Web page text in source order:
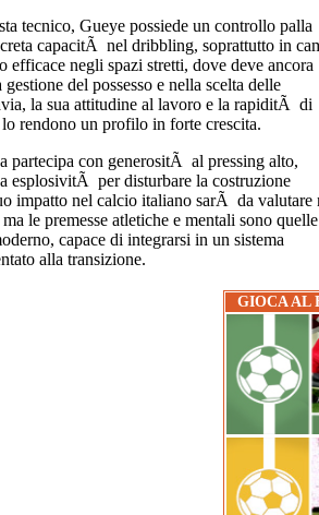
tecnico, Gueye possiede un controllo palla
capacitÃ nel dribbling, soprattutto in
efficace negli spazi stretti, dove deve ancora
del possesso e nella scelta delle
la sua attitudine al lavoro e la rapiditÃ di
rendono un profilo in forte crescita.
partecipa con generositÃ al pressing alto,
esplosivitÃ per disturbare la costruzione
impatto nel calcio italiano sarÃ da valutare
le premesse atletiche e mentali sono
capace di integrarsi in un sistema
alla transizione.
GIOCA AL